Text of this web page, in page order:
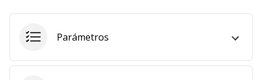
Parámetros